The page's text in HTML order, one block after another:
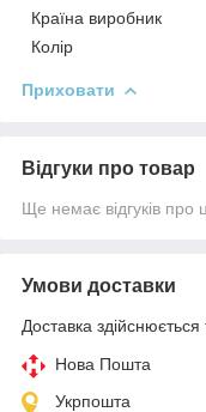
Країна виробник
Колір
Приховати
Відгуки про товар
Ще немає відгуків про
Умови доставки
Доставка здійснюється
Нова Пошта
Укрпошта